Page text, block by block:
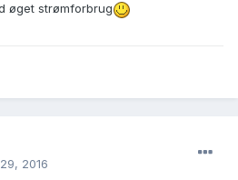
øget strømforbrug
2016